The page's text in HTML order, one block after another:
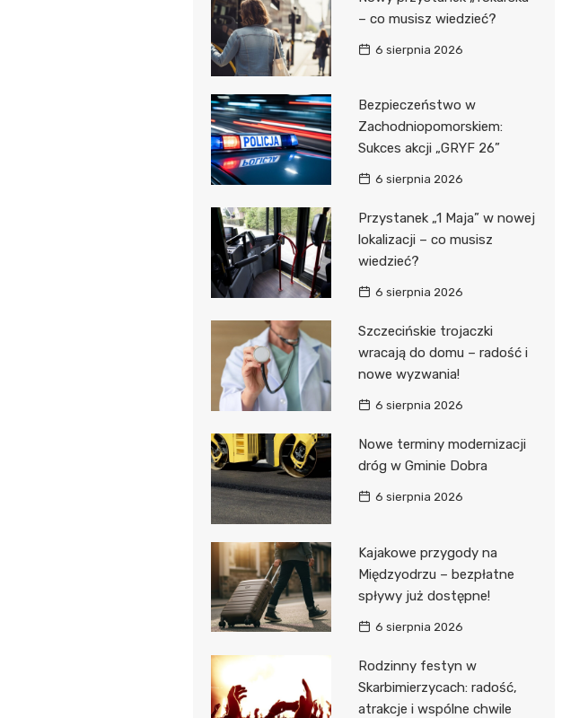
– co musisz wiedzieć?
6 sierpnia 2026
Bezpieczeństwo w
Zachodniopomorskiem:
Sukces akcji „GRYF 26”
6 sierpnia 2026
Przystanek „1 Maja” w nowej
lokalizacji – co musisz
wiedzieć?
6 sierpnia 2026
Szczecińskie trojaczki
wracają do domu – radość i
nowe wyzwania!
6 sierpnia 2026
Nowe terminy modernizacji
dróg w Gminie Dobra
6 sierpnia 2026
Kajakowe przygody na
Międzyodrzu – bezpłatne
spływy już dostępne!
6 sierpnia 2026
Rodzinny festyn w
Skarbimierzycach: radość,
atrakcje i wspólne chwile